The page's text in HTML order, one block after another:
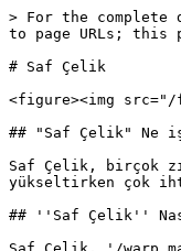
> For the complete
to page URLs; this
# Saf Çelik
<figure><img src="/
## "Saf Çelik" Ne
Saf Çelik, birçok
yükseltirken çok
## ''Saf Çelik''